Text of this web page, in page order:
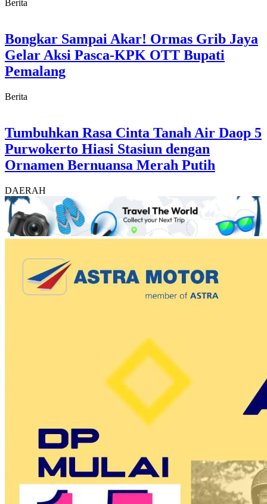
Berita
Bongkar Sampai Akar! Ormas Grib Jaya
Gelar Aksi Pasca-KPK OTT Bupati
Pemalang
Berita
Tumbuhkan Rasa Cinta Tanah Air Daop 5
Purwokerto Hiasi Stasiun dengan
Ornamen Bernuansa Merah Putih
DAERAH